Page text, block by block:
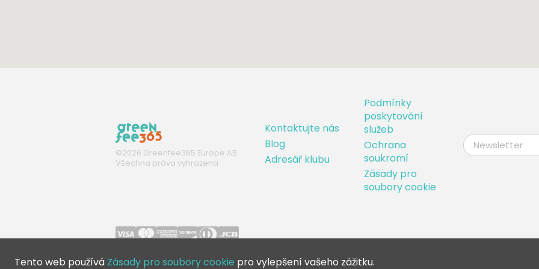
©2026 Greenfee365 Europe AB.
Všechna práva vyhrazena
Kontaktujte nás
Blog
Adresář klubu
Podmínky
poskytování
služeb
Ochrana
soukromí
Zásady pro
soubory cookie
Tento web používá Zásady pro soubory cookie pro vylepšení vašeho zážitku.